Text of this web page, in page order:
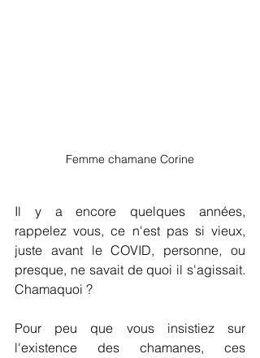
Femme chamane Corine
Il y a encore quelques années,
rappelez vous, ce n'est pas si vieux,
juste avant le COVID, personne, ou
presque, ne savait de quoi il s'agissait.
Chamaquoi ?
Pour peu que vous insistiez sur
l'existence des chamanes, ces